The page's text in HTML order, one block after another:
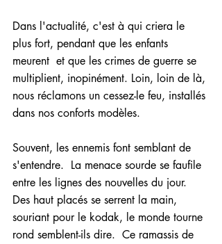
Dans l'actualité, c'est à qui criera le
plus fort, pendant que les enfants
meurent  et que les crimes de guerre se
multiplient, inopinément. Loin, loin de là,
nous réclamons un cessez-le feu, installés
dans nos conforts modèles.
Souvent, les ennemis font semblant de
s'entendre.  La menace sourde se faufile
entre les lignes des nouvelles du jour.
Des haut placés se serrent la main,
souriant pour le kodak, le monde tourne
rond semblent-ils dire.  Ce ramassis de